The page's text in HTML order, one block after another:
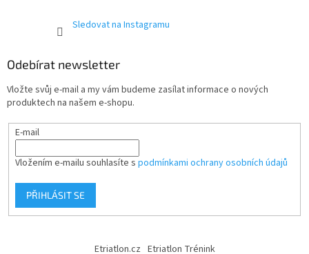
Sledovat na Instagramu
Odebírat newsletter
Vložte svůj e-mail a my vám budeme zasílat informace o nových
produktech na našem e-shopu.
E-mail
Vložením e-mailu souhlasíte s podmínkami ochrany osobních údajů
PŘIHLÁSIT SE
Etriatlon.cz Etriatlon Trénink